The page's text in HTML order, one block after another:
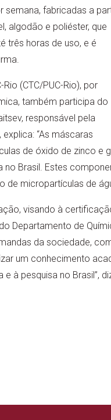
semana, fabricadas a
algodão e poliéster, que
três horas de uso, e é
(CTC/PUC-Rio), por
também participa do
responsável pela
“As máscaras
de óxido de zinco e
Brasil. Estes
de micropartículas de
visando à
Departamento de
da sociedade,
um conhecimento
à pesquisa no Brasil”,